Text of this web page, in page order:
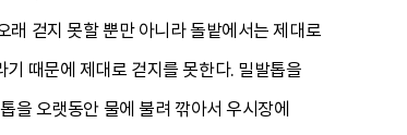
래 걷지 못할 뿐만 아니라 돌밭에서는 제대로
때문에 제대로 걷지를 못한다. 밀발톱을
을 오랫동안 물에 불려 깎아서 우시장에